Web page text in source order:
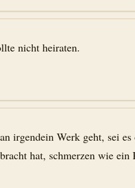
nicht heiraten.
irgendein Werk geht, sei
hat, schmerzen wie